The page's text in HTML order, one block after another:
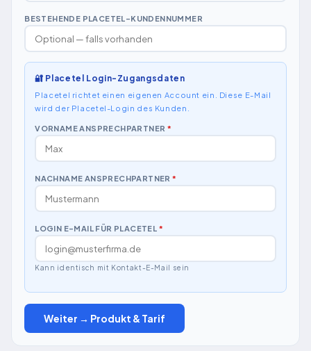
BESTEHENDE PLACETEL-KUNDENNUMMER
🔐 Placetel Login-Zugangsdaten
Placetel richtet einen eigenen Account ein. Diese E-Mail
wird der Placetel-Login des Kunden.
VORNAME ANSPRECHPARTNER *
NACHNAME ANSPRECHPARTNER*
LOGIN E-MAIL FÜR PLACETEL *
Kann identisch mit Kontakt-E-Mail sein
Weiter → Produkt & Tarif